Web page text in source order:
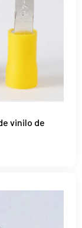
vinilo de